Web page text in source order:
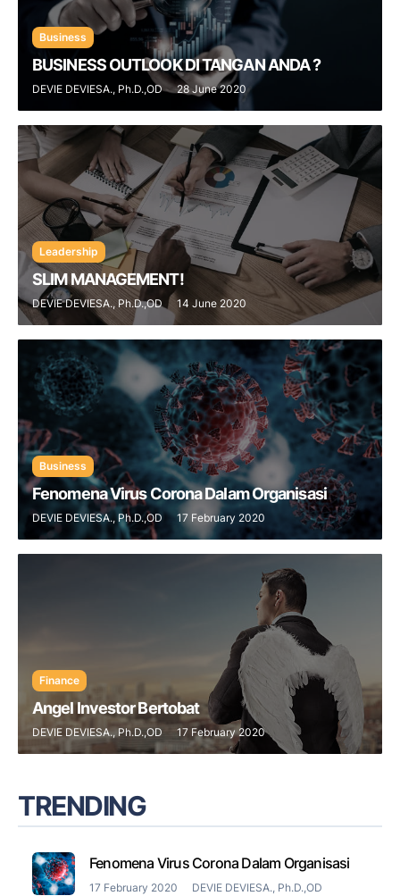
Business
BUSINESS OUTLOOK DI TANGAN ANDA ?
DEVIE DEVIESA., Ph.D.,OD 28 June 2020
Leadership
SLIM MANAGEMENT!
DEVIE DEVIESA., Ph.D.,OD 14 June 2020
Business
Fenomena Virus Corona Dalam Organisasi
DEVIE DEVIESA., Ph.D.,OD 17 February 2020
Finance
Angel Investor Bertobat
DEVIE DEVIESA., Ph.D.,OD 17 February 2020
TRENDING
Fenomena Virus Corona Dalam Organisasi
17 February 2020 DEVIE DEVIESA., Ph.D.,OD